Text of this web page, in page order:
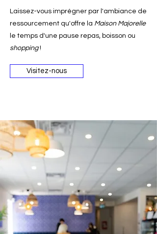
Laissez-vous imprégner par l'ambiance de
ressourcement qu'offre la Maison Majorelle
le temps d'une pause repas, boisson ou
shopping!
Visitez-nous